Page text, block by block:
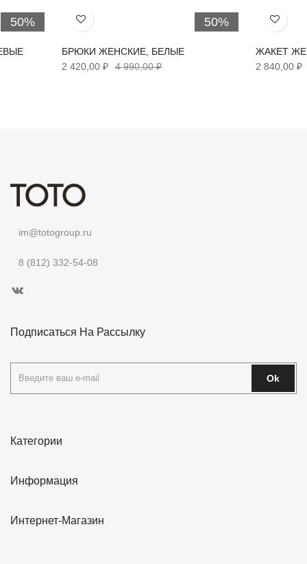
50% 50%
Хочу!
БРЮКИ ЖЕНСКИЕ, БЕЛЫЕ
2 420,00 ₽
4 990,00 ₽
Хочу!
ЖАКЕТ
2 840,00 ₽
im@totogroup.ru
8 (812) 332-54-08
Категории
Информация
Интернет-Магазин
Подписаться На Рассылку
Ok